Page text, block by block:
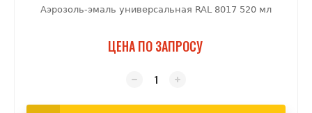
Аэрозоль-эмаль универсальная RAL 8017 520 мл
ЦЕНА ПО ЗАПРОСУ